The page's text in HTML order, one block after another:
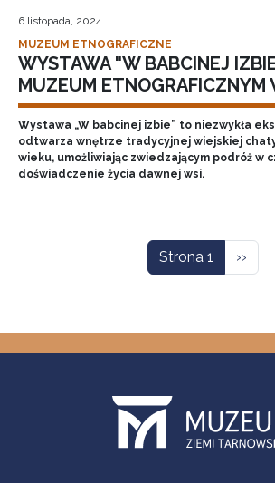
6 listopada, 2024
MUZEUM ETNOGRAFICZNE
WYSTAWA "W BABCINEJ
MUZEUM ETNOGRAFICZNYM
Wystawa „W babcinej izbie” to niezwykła
odtwarza wnętrze tradycyjnej wiejskiej chaty
wieku, umożliwiając zwiedzającym podróż w
doświadczenie życia dawnej wsi.
Strona 1 ››